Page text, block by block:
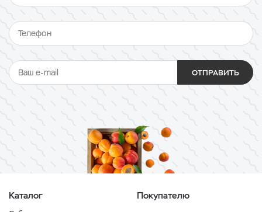
ОТПРАВИТЬ
Каталог Покупателю